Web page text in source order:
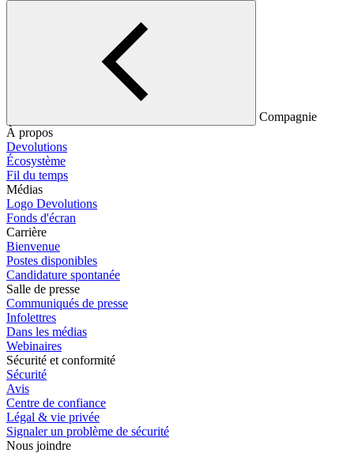
Compagnie
À propos
Devolutions
Écosystème
Fil du temps
Médias
Logo Devolutions
Fonds d'écran
Carrière
Bienvenue
Postes disponibles
Candidature spontanée
Salle de presse
Communiqués de presse
Infolettres
Dans les médias
Webinaires
Sécurité et conformité
Sécurité
Avis
Centre de confiance
Légal & vie privée
Signaler un problème de sécurité
Nous joindre